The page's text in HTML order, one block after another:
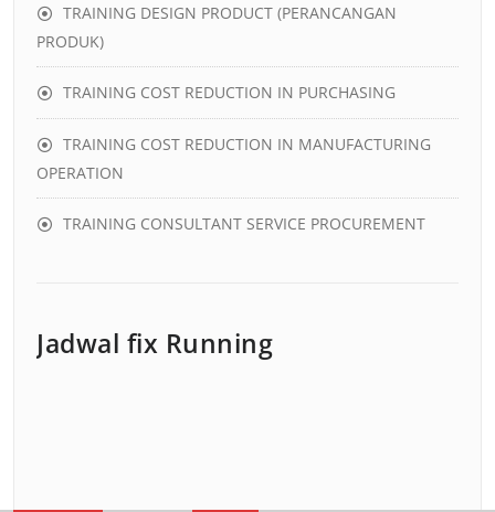
TRAINING DESIGN PRODUCT (PERANCANGAN
PRODUK)
TRAINING COST REDUCTION IN PURCHASING
TRAINING COST REDUCTION IN MANUFACTURING
OPERATION
TRAINING CONSULTANT SERVICE PROCUREMENT
Jadwal fix Running